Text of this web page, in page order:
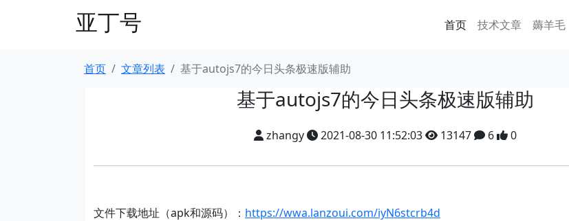
亚丁号 首页 技术文章 薅羊毛
首页 文章列表 基于autojs7的今日头条极速版辅助
基于autojs7的今日头条极速版辅助
zhangy 2021-08-30 11:52:03 13147 6 0
文件下载地址（apk和源码）： https://wwa.lanzoui.com/iyN6stcrb4d